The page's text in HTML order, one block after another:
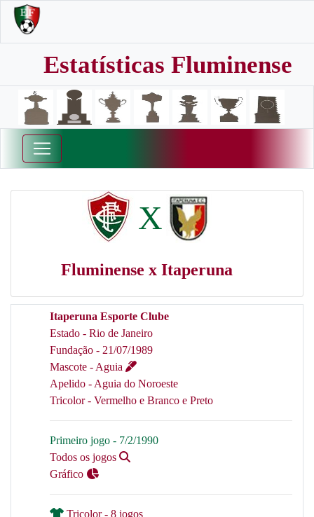
Estatísticas Fluminense
X
Fluminense x Itaperuna
Itaperuna Esporte Clube
Estado - Rio de Janeiro
Fundação - 21/07/1989
Mascote - Aguia
Apelido - Aguia do Noroeste
Tricolor - Vermelho e Branco e Preto
Primeiro jogo - 7/2/1990
Todos os jogos
Gráfico
Tricolor - 8 jogos